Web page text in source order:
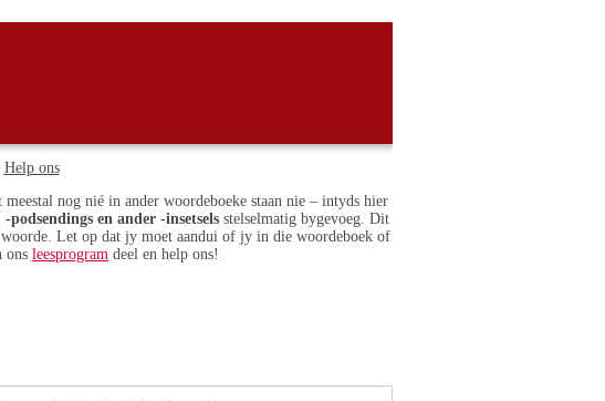
Help ons
meestal nog nié in ander woordeboeke staan nie – intyds hier
-podsendings en ander -insetsels stelselmatig bygevoeg. Dit
Let op dat jy moet aandui of jy in die woordeboek of
ons leesprogram deel en help ons!